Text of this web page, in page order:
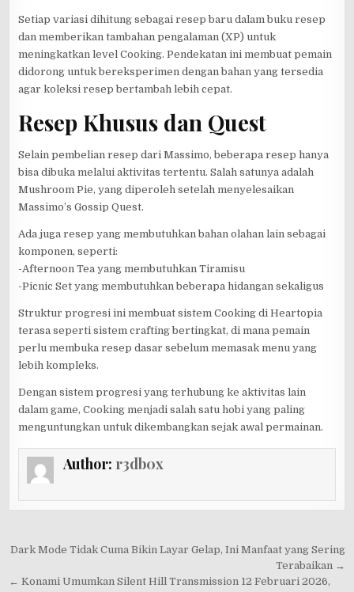
Setiap variasi dihitung sebagai resep baru dalam buku resep
dan memberikan tambahan pengalaman (XP) untuk
meningkatkan level Cooking. Pendekatan ini membuat pemain
didorong untuk bereksperimen dengan bahan yang tersedia
agar koleksi resep bertambah lebih cepat.
Resep Khusus dan Quest
Selain pembelian resep dari Massimo, beberapa resep hanya
bisa dibuka melalui aktivitas tertentu. Salah satunya adalah
Mushroom Pie, yang diperoleh setelah menyelesaikan
Massimo’s Gossip Quest.
Ada juga resep yang membutuhkan bahan olahan lain sebagai
komponen, seperti:
-Afternoon Tea yang membutuhkan Tiramisu
-Picnic Set yang membutuhkan beberapa hidangan sekaligus
Struktur progresi ini membuat sistem Cooking di Heartopia
terasa seperti sistem crafting bertingkat, di mana pemain
perlu membuka resep dasar sebelum memasak menu yang
lebih kompleks.
Dengan sistem progresi yang terhubung ke aktivitas lain
dalam game, Cooking menjadi salah satu hobi yang paling
menguntungkan untuk dikembangkan sejak awal permainan.
Author: r3db0x
Post
navigation
Dark Mode Tidak Cuma Bikin Layar Gelap, Ini Manfaat yang Sering
Terabaikan →
← Konami Umumkan Silent Hill Transmission 12 Februari 2026,